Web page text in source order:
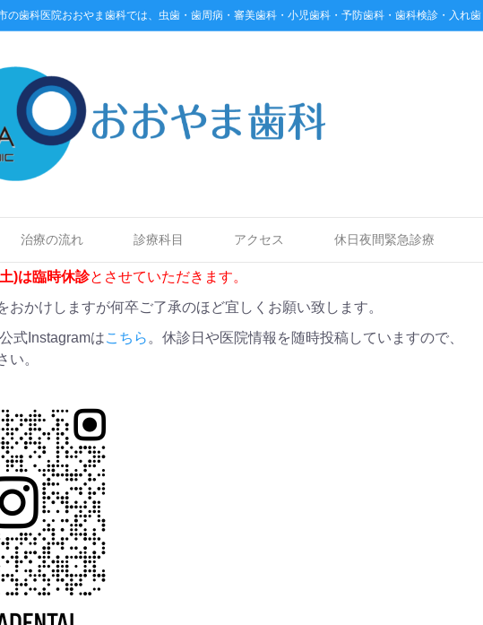
の歯科医院おおやま歯科では、虫歯・歯周病・審美歯科・小児歯科・予防歯科・歯科検診・入れ
治療の流れ 診療科目 アクセス 休日夜間緊急診療
のお知らせ
2025年10月31日 コメントを受け付けていません
)は臨時休診とさせていただきます。
おかけしますが何卒ご了承のほど宜しくお願い致します。
式Instagramはこちら 。休診日や医院情報を随時投稿していますので、
い。